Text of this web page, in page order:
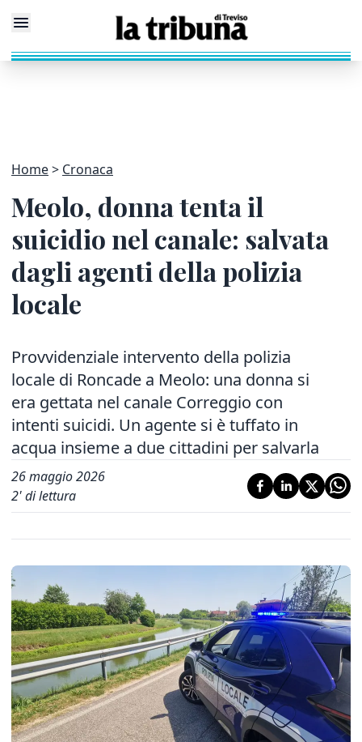
Home Cronaca
Meolo, donna tenta il
suicidio nel canale: salvata
dagli agenti della polizia
locale
Provvidenziale intervento della polizia
locale di Roncade a Meolo: una donna si
era gettata nel canale Correggio con
intenti suicidi. Un agente si è tuffato in
acqua insieme a due cittadini per salvarla
26 maggio 2026
2' di lettura